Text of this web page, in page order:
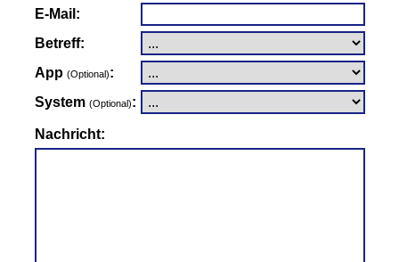
E-Mail:
Betreff:
App (Optional):
System (Optional):
Nachricht: